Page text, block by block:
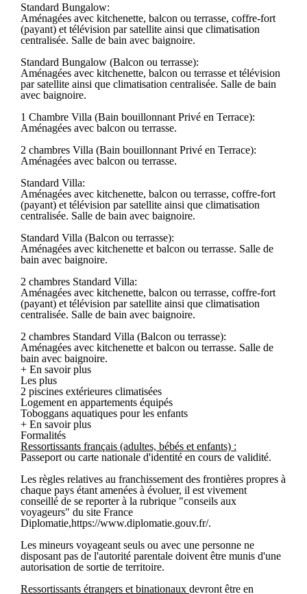
Standard Bungalow:
Aménagées avec kitchenette, balcon ou terrasse, coffre-fort
(payant) et télévision par satellite ainsi que climatisation
centralisée. Salle de bain avec baignoire.
Standard Bungalow (Balcon ou terrasse):
Aménagées avec kitchenette, balcon ou terrasse et télévision
par satellite ainsi que climatisation centralisée. Salle de bain
avec baignoire.
1 Chambre Villa (Bain bouillonnant Privé en Terrace):
Aménagées avec balcon ou terrasse.
2 chambres Villa (Bain bouillonnant Privé en Terrace):
Aménagées avec balcon ou terrasse.
Standard Villa:
Aménagées avec kitchenette, balcon ou terrasse, coffre-fort
(payant) et télévision par satellite ainsi que climatisation
centralisée. Salle de bain avec baignoire.
Standard Villa (Balcon ou terrasse):
Aménagées avec kitchenette et balcon ou terrasse. Salle de
bain avec baignoire.
2 chambres Standard Villa:
Aménagées avec kitchenette, balcon ou terrasse, coffre-fort
(payant) et télévision par satellite ainsi que climatisation
centralisée. Salle de bain avec baignoire.
2 chambres Standard Villa (Balcon ou terrasse):
Aménagées avec kitchenette et balcon ou terrasse. Salle de
bain avec baignoire.
+ En savoir plus
Les plus
2 piscines extérieures climatisées
Logement en appartements équipés
Toboggans aquatiques pour les enfants
+ En savoir plus
Formalités
Ressortissants français (adultes, bébés et enfants) :
Passeport ou carte nationale d'identité en cours de validité.
Les règles relatives au franchissement des frontières propres à
chaque pays étant amenées à évoluer, il est vivement
conseillé de se reporter à la rubrique "conseils aux
voyageurs" du site France
Diplomatie,https://www.diplomatie.gouv.fr/.
Les mineurs voyageant seuls ou avec une personne ne
disposant pas de l'autorité parentale doivent être munis d'une
autorisation de sortie de territoire.
Ressortissants étrangers et binationaux devront être en